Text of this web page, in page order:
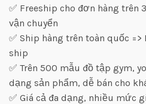
✅ Freeship cho đơn hàng trên
vận chuyển
✅ Ship hàng trên toàn quốc
ship
✅ Trên 500 mẫu đồ tập gym,
dạng sản phẩm, dễ bán cho
✅ Giá cả đa dạng, nhiều mức